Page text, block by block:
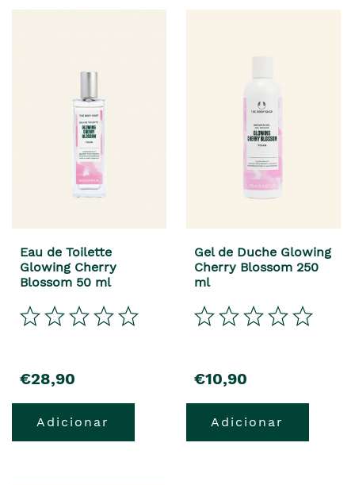
Eau de Toilette
Glowing Cherry
Blossom 50 ml
€28,90
Adicionar
Gel de Duche Glowing
Cherry Blossom 250
ml
€10,90
Adicionar